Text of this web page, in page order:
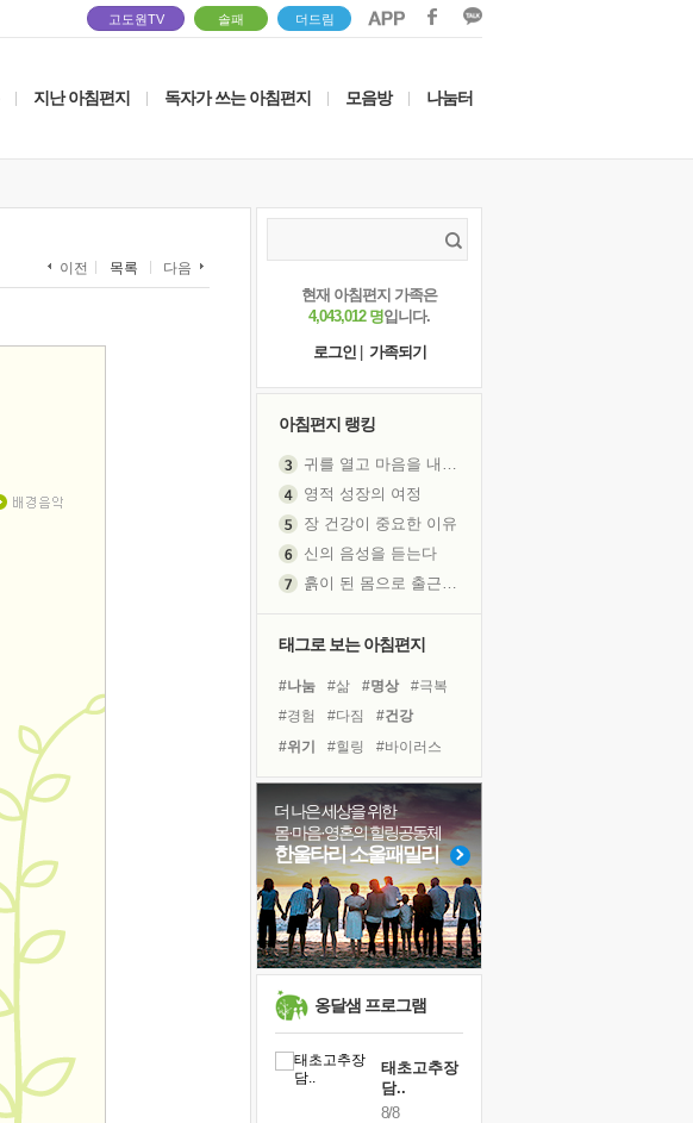
고도원TV 솔패 더드림
지난 아침편지 독자가 쓰는 아침편지 모음방 나눔터
이전 목록 다음
현재 아침편지 가족은
4,043,012 명입니다.
로그인
가족되기
아침편지 랭킹
귀를 열고 마음을 내어주고
영적 성장의 여정
장 건강이 중요한 이유
신의 음성을 듣는다
흙이 된 몸으로 출근하는 여자
졸업식 사진을 보며
아픈 아버지를 위한 공간 설계
극심한 변비, 어깨결림, 수면 장애
슬럼프
보고 싶은 어머니
유년 시절의 부산 영도 바다
못된 꼰대들
희망이란
'모른다'는 것
태그로 보는 아침편지
#나눔 #삶 #명상
#극복
#경험
#다짐
#건강
#위기
#힐링
#바이러스
#링컨학교
#독서캠프
#리더
#계획
#면역력
#독서
#유튜브
#희망
#도움
#사람 #비전캠프
더 나은 세상을 위한
몸·마음·영혼의 힐링공동체
한울타리 소울패밀리
옹달샘 프로그램
태초고추장
담..
8/8